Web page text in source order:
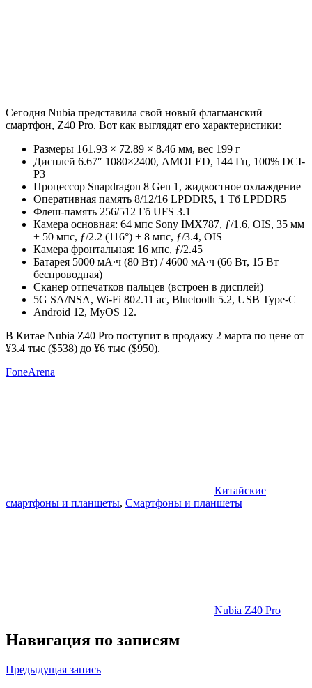
Сегодня Nubia представила свой новый флагманский
смартфон, Z40 Pro. Вот как выглядят его характеристики:
Размеры 161.93 × 72.89 × 8.46 мм, вес 199 г
Дисплей 6.67″ 1080×2400, AMOLED, 144 Гц, 100% DCI-
P3
Процессор Snapdragon 8 Gen 1, жидкостное охлаждение
Оперативная память 8/12/16 LPDDR5, 1 Тб LPDDR5
Флеш-память 256/512 Гб UFS 3.1
Камера основная: 64 мпс Sony IMX787, ƒ/1.6, OIS, 35 мм
+ 50 мпс, ƒ/2.2 (116°) + 8 мпс, ƒ/3.4, OIS
Камера фронтальная: 16 мпс, ƒ/2.45
Батарея 5000 мА∙ч (80 Вт) / 4600 мА∙ч (66 Вт, 15 Вт —
беспроводная)
Сканер отпечатков пальцев (встроен в дисплей)
5G SA/NSA, Wi-Fi 802.11 ac, Bluetooth 5.2, USB Type-C
Android 12, MyOS 12.
В Китае Nubia Z40 Pro поступит в продажу 2 марта по цене от
¥3.4 тыс ($538) до ¥6 тыс ($950).
FoneArena
Китайские
смартфоны и планшеты, Смартфоны и планшеты
Nubia Z40 Pro
Навигация по записям
Предыдущая запись